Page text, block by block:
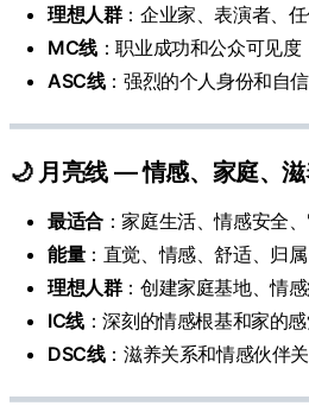
理想人群：企业家、表演者、
MC线：职业成功和公众可见度
ASC线：强烈的个人身份和自信
🌙 月亮线 — 情感、家庭、
最适合：家庭生活、情感安全
能量：直觉、情感、舒适、归属
理想人群：创建家庭基地、情
IC线：深刻的情感根基和家的
DSC线：滋养关系和情感伙伴